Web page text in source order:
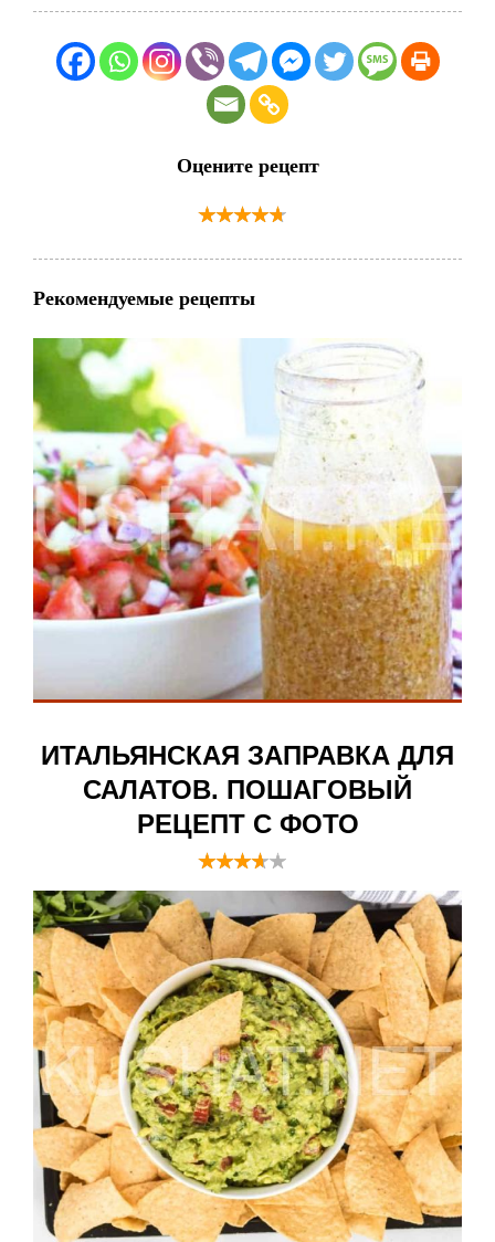
Оцените рецепт
Рекомендуемые рецепты
ИТАЛЬЯНСКАЯ ЗАПРАВКА ДЛЯ
САЛАТОВ. ПОШАГОВЫЙ
РЕЦЕПТ С ФОТО